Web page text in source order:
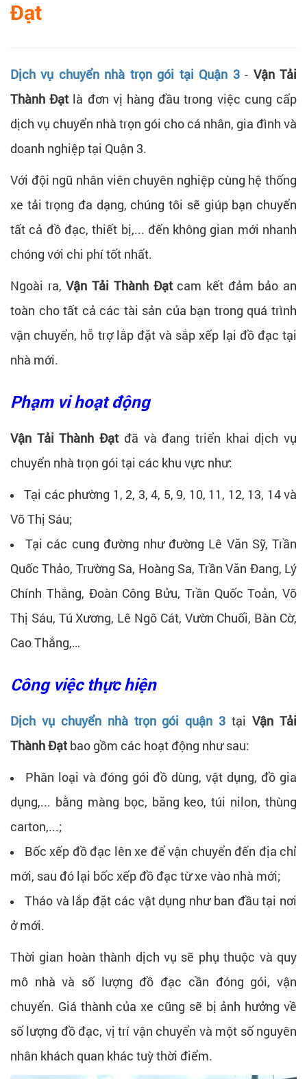
Đạt
Dịch vụ chuyển nhà trọn gói tại Quận 3- Vận Tải
Thành Đạt là đơn vị hàng đầu trong việc cung cấp
dịch vụ chuyển nhà trọn gói cho cá nhân, gia đình và
doanh nghiệp tại Quận 3.
Với đội ngũ nhân viên chuyên nghiệp cùng hệ thống
xe tải trọng đa dạng, chúng tôi sẽ giúp bạn chuyển
tất cả đồ đạc, thiết bị,... đến không gian mới nhanh
chóng với chi phí tốt nhất.
Ngoài ra,Vận Tải Thành Đạtcam kết đảm bảo an
toàn cho tất cả các tài sản của bạn trong quá trình
vận chuyển, hỗ trợ lắp đặt và sắp xếp lại đồ đạc tại
nhà mới.
Phạm vi hoạt động
Vận Tải Thành Đạt đã và đang triển khai dịch vụ
chuyển nhà trọn gói tại các khu vực như:
Tại các phường 1, 2, 3, 4, 5, 9, 10, 11, 12, 13, 14 và
Võ Thị Sáu;
Tại các cung đường như đường Lê Văn Sỹ, Trần
Quốc Thảo, Trường Sa, Hoàng Sa, Trần Văn Đang, Lý
Chính Thắng, Đoàn Công Bửu, Trần Quốc Toản, Võ
Thị Sáu, Tú Xương, Lê Ngô Cát, Vườn Chuối, Bàn Cờ,
Cao Thắng,…
Công việc thực hiện
Dịch vụ chuyển nhà trọn gói quận 3 tạiVận Tải
Thành Đạt bao gồm các hoạt động như sau:
Phân loại và đóng gói đồ dùng, vật dụng, đồ gia
dụng,... bằng màng bọc, băng keo, túi nilon, thùng
carton,...;
Bốc xếp đồ đạc lên xe để vận chuyển đến địa chỉ
mới, sau đó lại bốc xếp đồ đạc từ xe vào nhà mới;
Tháo và lắp đặt các vật dụng như ban đầu tại nơi
ở mới.
Thời gian hoàn thành dịch vụ sẽ phụ thuộc và quy
mô nhà và số lượng đồ đạc cần đóng gói, vận
chuyển. Giá thành của xe cũng sẽ bị ảnh hưởng về
số lượng đồ đạc, vị trí vận chuyển và một số nguyên
nhân khách quan khác tuỳ thời điểm.